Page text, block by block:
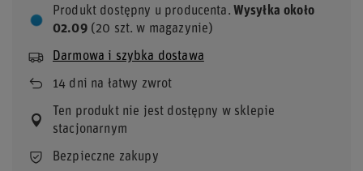
Produkt dostępny u producenta Wysyłkaokoło
02.09(20 szt. w magazynie)
Darmowa i szybka dostawa
14 dni na łatwy zwrot
Ten produkt nie jest dostępny w sklepie
stacjonarnym
Bezpieczne zakupy